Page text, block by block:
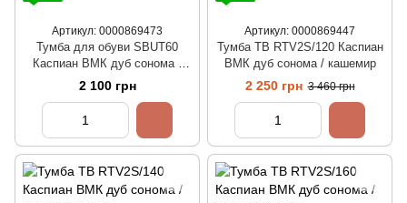
Артикул: 0000869473
Тумба для обуви SBUT60
Каспиан ВМК дуб сонома /
кашемир
2 100 грн
Артикул: 0000869447
Тумба ТВ RTV2S/120 Каспиан
ВМК дуб сонома / кашемир
2 250 грн 3 460 грн